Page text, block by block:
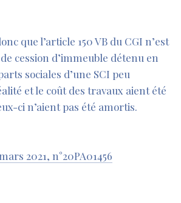
que l’article 150 VB du CGI n’est
cession d’immeuble détenu en
sociales d’une SCI peu
et le coût des travaux aient été
ci n’aient pas été amortis.
2021, n°20PA01456